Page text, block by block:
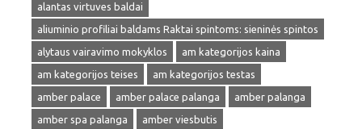
alantas virtuves baldai
aliuminio profiliai baldams Raktai spintoms: sieninės spintos
alytaus vairavimo mokyklos
am kategorijos kaina
am kategorijos teises
am kategorijos testas
amber palace
amber palace palanga
amber palanga
amber spa palanga
amber viesbutis